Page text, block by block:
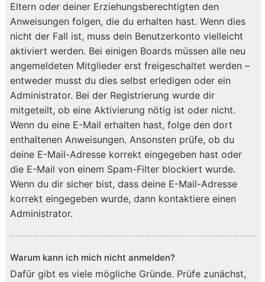
Eltern oder deiner Erziehungsberechtigten den
Anweisungen folgen, die du erhalten hast. Wenn dies
nicht der Fall ist, muss dein Benutzerkonto vielleicht
aktiviert werden. Bei einigen Boards müssen alle neu
angemeldeten Mitglieder erst freigeschaltet werden –
entweder musst du dies selbst erledigen oder ein
Administrator. Bei der Registrierung wurde dir
mitgeteilt, ob eine Aktivierung nötig ist oder nicht.
Wenn du eine E-Mail erhalten hast, folge den dort
enthaltenen Anweisungen. Ansonsten prüfe, ob du
deine E-Mail-Adresse korrekt eingegeben hast oder
die E-Mail von einem Spam-Filter blockiert wurde.
Wenn du dir sicher bist, dass deine E-Mail-Adresse
korrekt eingegeben wurde, dann kontaktiere einen
Administrator.
Warum kann ich mich nicht anmelden?
Dafür gibt es viele mögliche Gründe. Prüfe zunächst,